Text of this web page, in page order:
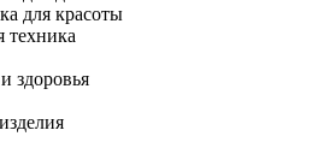
для красоты
техника
здоровья